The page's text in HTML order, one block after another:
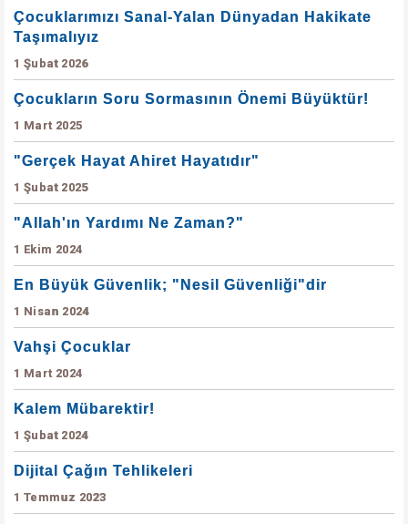
Çocuklarımızı Sanal-Yalan Dünyadan Hakikate
Taşımalıyız
1 Şubat 2026
Çocukların Soru Sormasının Önemi Büyüktür!
1 Mart 2025
"Gerçek Hayat Ahiret Hayatıdır"
1 Şubat 2025
"Allah'ın Yardımı Ne Zaman?"
1 Ekim 2024
En Büyük Güvenlik; "Nesil Güvenliği"dir
1 Nisan 2024
Vahşi Çocuklar
1 Mart 2024
Kalem Mübarektir!
1 Şubat 2024
Dijital Çağın Tehlikeleri
1 Temmuz 2023